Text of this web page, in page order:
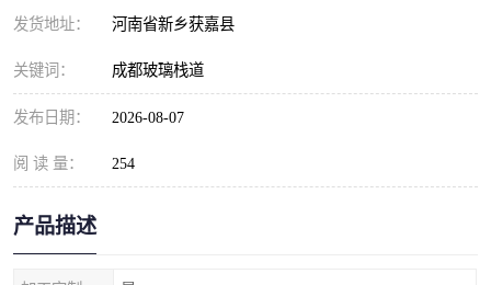
发货地址： 河南省新乡获嘉县
关键词： 成都玻璃栈道
发布日期： 2026-08-07
阅 读 量： 254
产品描述